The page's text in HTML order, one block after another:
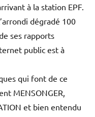
à la station EPF.
dégradé 100
ses rapports
public est à
qui font de ce
MENSONGER,
et bien entendu